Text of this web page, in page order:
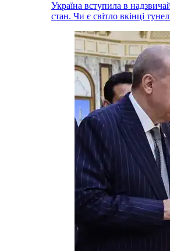
Україна вступила в
стан. Чи є світло вкінці